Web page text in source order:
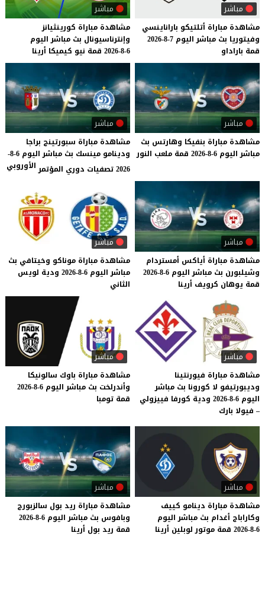
مباشر
مشاهدة مباراة أتلتيكو باراناينسي
وفيتوريا بث مباشر اليوم 7-8-2026
قمة باراداو
مباشر
مشاهدة مباراة كورينثيانز
وإنترناسيونال بث مباشر اليوم
6-8-2026
قمة نيو كيميكا أرينا
مباشر
مشاهدة مباراة بنفيكا وهارتس بث
مباشر اليوم 6-8-2026 قمة ملعب النور
مباشر
مشاهدة مباراة سبورتينج براجا
ودينامو مينسك بث مباشر اليوم 6-8-
2026 تصفيات دوري المؤتمر
الأوروبي
مباشر
مشاهدة مباراة أياكس أمستردام
وشيلبورن بث مباشر اليوم 6-8-2026
قمة يوهان كرويف أرينا
مباشر
مشاهدة مباراة موناكو وخيتافي بث
مباشر اليوم 6-8-2026 ودية لويس
الثاني
مباشر
مشاهدة مباراة فيورنتينا
وديبورتيفو لا كورونا بث مباشر
اليوم 6-8-2026 ودية كورفا فييزولي
– فيولا بارك
مباشر
مشاهدة مباراة باوك سالونيكا
وأندرلخت بث مباشر اليوم 6-8-2026
قمة تومبا
مباشر
مشاهدة مباراة دينامو كييف
وكاراباج أغدام بث مباشر اليوم
6-8-2026
قمة موتور لوبلين أرينا
مباشر
مشاهدة مباراة ريد بول سالزبورج
وبافوس بث مباشر اليوم 6-8-2026
قمة ريد بول أرينا